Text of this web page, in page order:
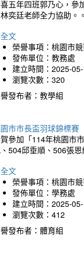
五年四班郭乃心，參
奕廷老師全力協助。。
文
榮譽事項：桃園市
發佈單位：教務處
建立時間：2025-
瀏覽次數：320
發布者：教學組
市市長盃羽球錦標賽
參加「114年桃園市
504邱垂順、506張
文
榮譽事項：桃園市
發佈單位：學務處
建立時間：2025-
瀏覽次數：412
發布者：體育組